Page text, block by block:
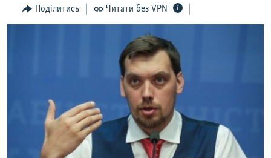
Перейти
до
ПОГЛЯД
ДЕПОРТАЦІЯ
ВІДЕОУРОКИ «ELIFBE»
СВІДЧЕННЯ ОКУПАЦІЇ
ЯК ОБІЙТИ БЛОКУВАННЯ
Русский
Qırımtatar
Поділитись Читати без VPN